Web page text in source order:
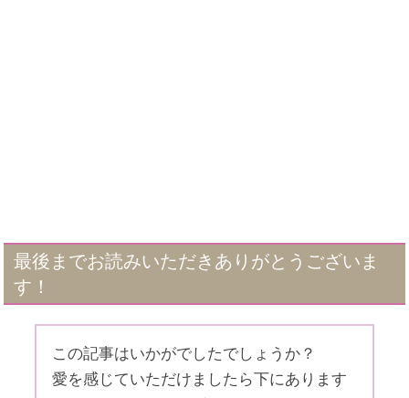
最後までお読みいただきありがとうございま
す！
この記事はいかがでしたでしょうか？
愛を感じていただけましたら下にあります